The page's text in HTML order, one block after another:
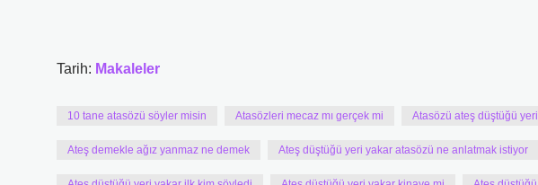
Tarih: Makaleler
10 tane atasözü söyler misin Atasözleri mecaz mı gerçek mi Atasözü ateş düştüğü
Ateş demekle ağız yanmaz ne demek Ateş düştüğü yeri yakar atasözü ne anlatmak istiyor